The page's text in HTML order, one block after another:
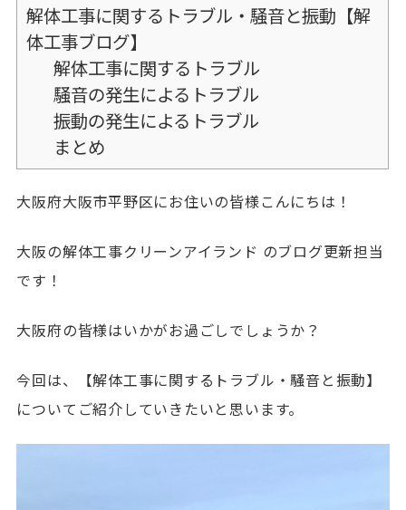
解体工事に関するトラブル・騒音と振動【解
体工事ブログ】
解体工事に関するトラブル
騒音の発生によるトラブル
振動の発生によるトラブル
まとめ
大阪府大阪市平野区にお住いの皆様こんにちは！
大阪の解体工事クリーンアイランド のブログ更新担当
です！
大阪府の皆様はいかがお過ごしでしょうか？
今回は、【解体工事に関するトラブル・騒音と振動】
についてご紹介していきたいと思います。